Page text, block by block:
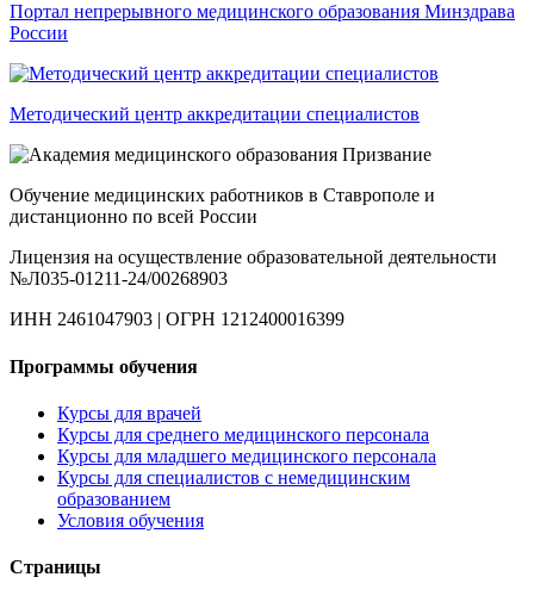
Портал непрерывного медицинского образования Минздрава
России
Методический центр аккредитации специалистов
Обучение медицинских работников в Ставрополе и
дистанционно по всей России
Лицензия на осуществление образовательной деятельности
№Л035-01211-24/00268903
ИНН 2461047903 | ОГРН 1212400016399
Программы обучения
Курсы для врачей
Курсы для среднего медицинского персонала
Курсы для младшего медицинского персонала
Курсы для специалистов с немедицинским
образованием
Условия обучения
Страницы